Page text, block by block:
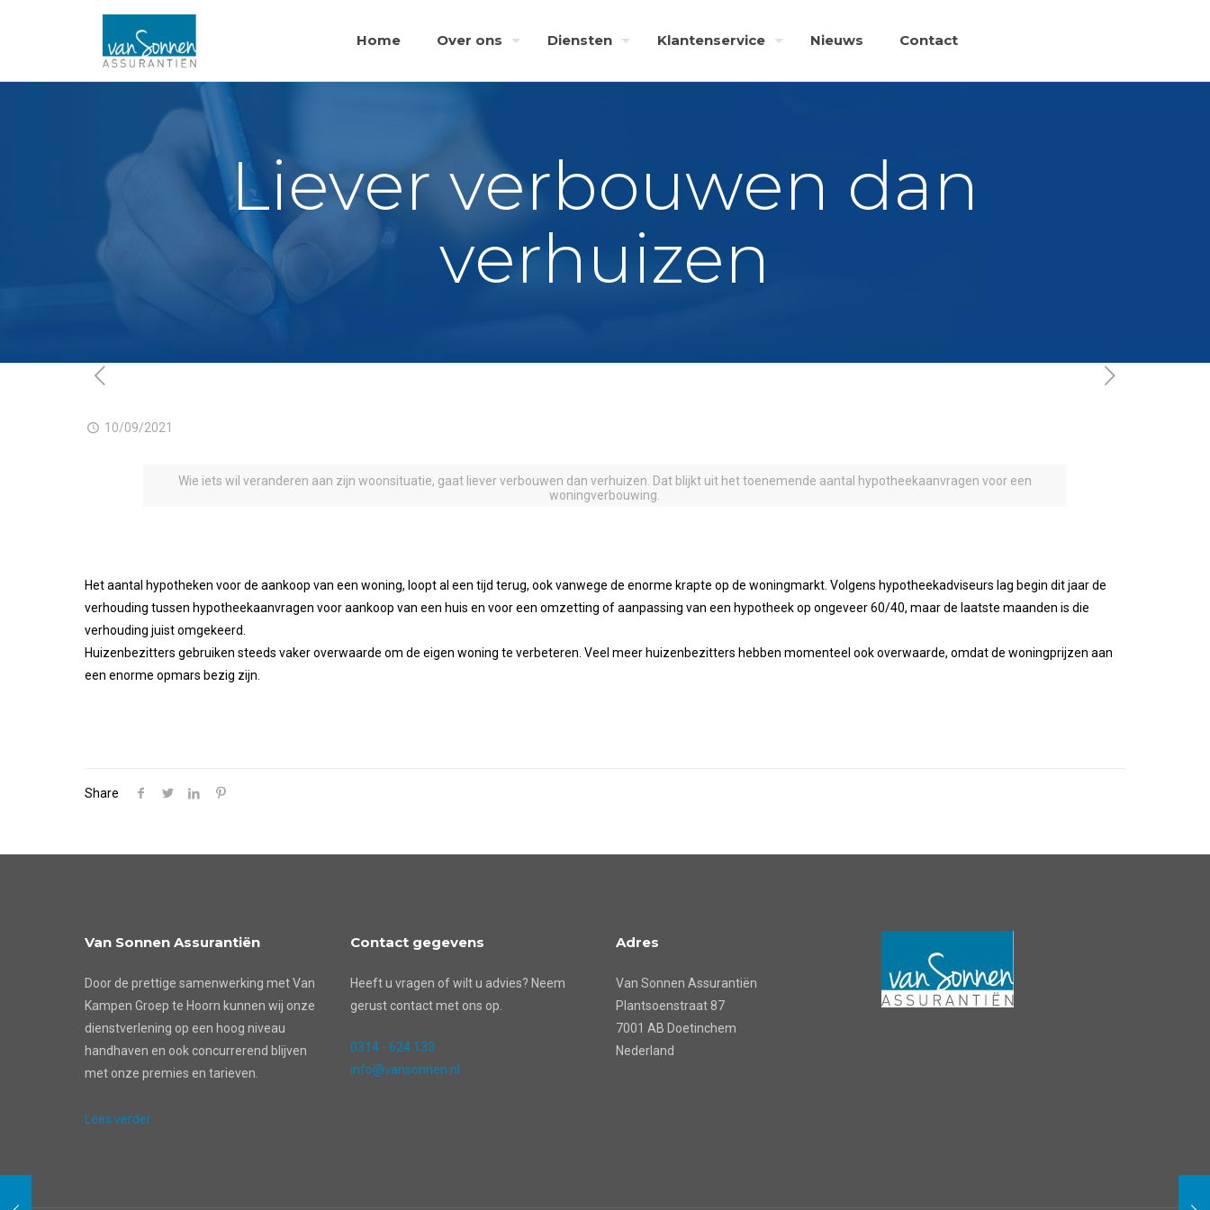
Home Over ons Diensten Klantenservice Nieuws Contact
Liever verbouwen dan
verhuizen
10/09/2021
Wie iets wil veranderen aan zijn woonsituatie, gaat liever verbouwen dan verhuizen. Dat blijkt uit het toenemende aantal hypotheekaanvragen voor een
woningverbouwing.
Het aantal hypotheken voor de aankoop van een woning, loopt al een tijd terug, ook vanwege de enorme krapte op de woningmarkt. Volgens hypotheekadviseurs lag begin dit jaar de
verhouding tussen hypotheekaanvragen voor aankoop van een huis en voor een omzetting of aanpassing van een hypotheek op ongeveer 60/40, maar de laatste maanden is die
verhouding juist omgekeerd.
Huizenbezitters gebruiken steeds vaker overwaarde om de eigen woning te verbeteren. Veel meer huizenbezitters hebben momenteel ook overwaarde, omdat de woningprijzen aan
een enorme opmars bezig zijn.
Share
Van Sonnen Assurantiën
Door de prettige samenwerking met Van
Kampen Groep te Hoorn kunnen wij onze
dienstverlening op een hoog niveau
handhaven en ook concurrerend blijven
met onze premies en tarieven.
Lees verder
Contact gegevens
Heeft u vragen of wilt u advies? Neem
gerust contact met ons op.
0314 - 624 133
info@vansonnen.nl
Adres
Van Sonnen Assurantiën
Plantsoenstraat 87
7001 AB Doetinchem
Nederland